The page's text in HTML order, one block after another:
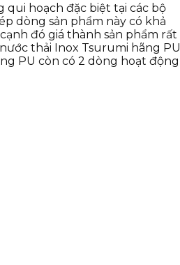
hoạch đặc biệt tại các bộ
dòng sản phẩm này có khả
đó giá thành sản phẩm rất
thải Inox Tsurumi hãng PU
PU còn có 2 dòng hoạt động